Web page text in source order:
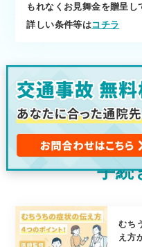
もれなくお見舞金を贈呈し
詳しい条件等はコチラ
よ
交通
手続
むち
え方